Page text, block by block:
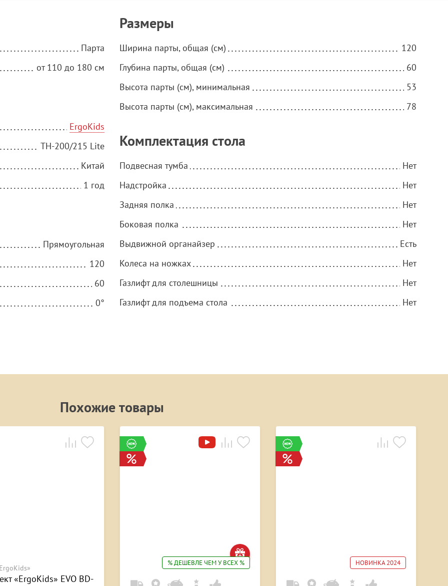
Парта
от 110 до 180 см
ErgoKids
TH-200/215 Lite
Китай
1 год
Прямоугольная
120
60
0°
Размеры
Ширина парты, общая (см)
120
Глубина парты, общая (см)
60
Высота парты (см), минимальная
53
Высота парты (см), максимальная
78
Комплектация стола
Подвесная тумба
Нет
Надстройка
Нет
Задняя полка
Нет
Боковая полка
Нет
Выдвижной органайзер
Есть
Колеса на ножках
Нет
Газлифт для столешницы
Нет
Газлифт для подъема стола
Нет
Похожие товары
«ErgoKids» EVO BD-
% ДЕШЕВЛЕ ЧЕМ У ВСЕХ % НОВИНКА 2024